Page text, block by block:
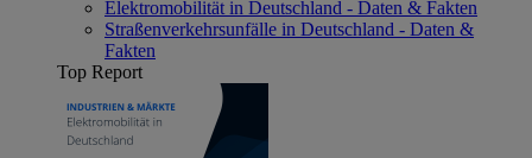
Elektromobilität in Deutschland - Daten & Fakten
Straßenverkehrsunfälle in Deutschland - Daten &
Fakten
Top Report